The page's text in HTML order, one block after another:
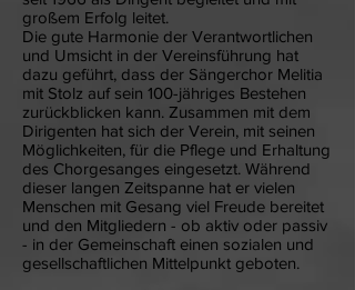
großem Erfolg leitet.
Die gute Harmonie der Verantwortlichen
und Umsicht in der Vereinsführung hat
dazu geführt, dass der Sängerchor Melitia
mit Stolz auf sein 100-jähriges Bestehen
zurückblicken kann. Zusammen mit dem
Dirigenten hat sich der Verein, mit seinen
Möglichkeiten, für die Pflege und Erhaltung
des Chorgesanges eingesetzt. Während
dieser langen Zeitspanne hat er vielen
Menschen mit Gesang viel Freude bereitet
und den Mitgliedern - ob aktiv oder passiv
- in der Gemeinschaft einen sozialen und
gesellschaftlichen Mittelpunkt geboten.